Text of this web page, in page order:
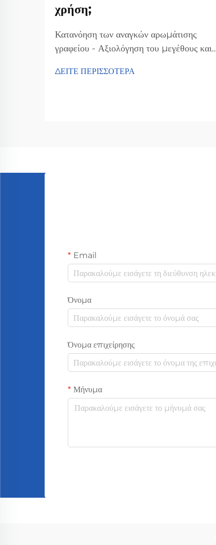
χρήση;
Κατανόηση των αναγκών αρωμάτισης
γραφείου - Αξιολόγηση του μεγέθους και
της σωστής μηχανής αρωμάτισης για ένα
ΔΕΙΤΕ ΠΕΡΙΣΣΟΤΕΡΑ
Email
Όνομα
Όνομα επιχείρησης
Μήνυμα